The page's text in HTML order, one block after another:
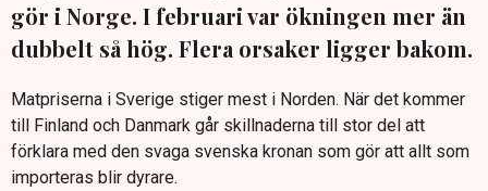
gör i Norge. I februari var ökningen mer än
dubbelt så hög. Flera orsaker ligger bakom.
Matpriserna i Sverige stiger mest i Norden. När det kommer
till Finland och Danmark går skillnaderna till stor del att
förklara med den svaga svenska kronan som gör att allt som
importeras blir dyrare.